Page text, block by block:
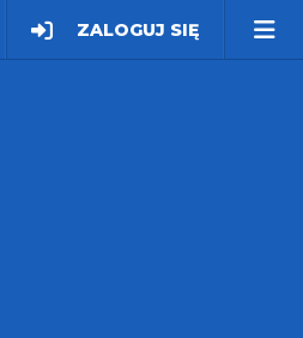
ZALOGUJ SIĘ